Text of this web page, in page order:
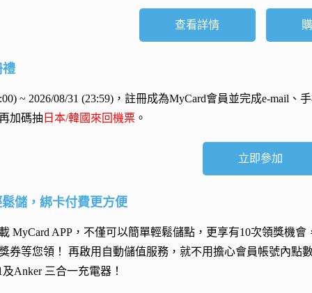
查看詳情
禮
~ 2026/08/31 (23:59)，註冊成為MyCard會員並完成e-mail、
加碼抽 日本/韓國來回機票 。
立即參加
儲，綁卡付費更方便
MyCard APP，不僅可以簡單輕鬆儲點，更享有10次領獎機會
券等您領！ 再啟用自動儲值服務 ，就不用擔心會員帳號內點
及Anker 三合一充電器 ！